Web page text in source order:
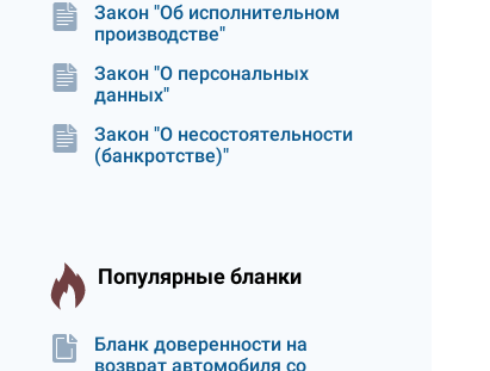
Закон "Об исполнительном
производстве"
Закон "О персональных
данных"
Закон "О несостоятельности
(банкротстве)"
Популярные бланки
Бланк доверенности на
возврат автомобиля со